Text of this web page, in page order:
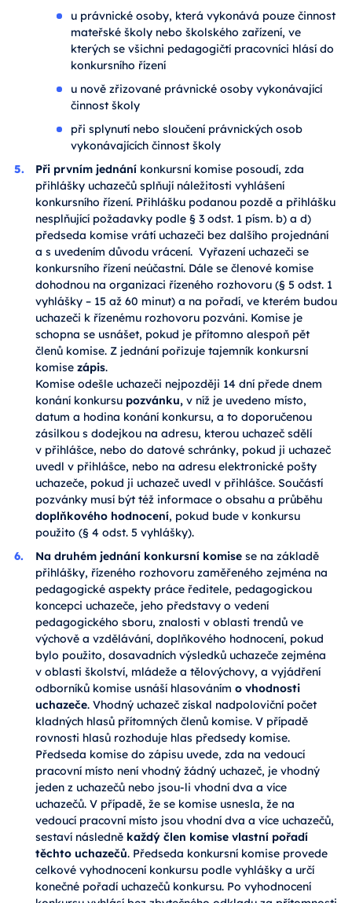
u právnické osoby, která vykonává pouze činnost
mateřské školy nebo školského zařízení, ve
kterých se všichni pedagogičtí pracovníci hlásí do
konkursního řízení
u nově zřizované právnické osoby vykonávající
činnost školy
při splynutí nebo sloučení právnických osob
vykonávajících činnost školy
Při prvním jednání konkursní komise posoudí, zda
přihlášky uchazečů splňují náležitosti vyhlášení
konkursního řízení. Přihlášku podanou pozdě a přihlášku
nesplňující požadavky podle § 3 odst. 1 písm. b) a d)
předseda komise vrátí uchazeči bez dalšího projednání
a s uvedením důvodu vrácení. Vyřazení uchazeči se
konkursního řízení neúčastní. Dále se členové komise
dohodnou na organizaci řízeného rozhovoru (§ 5 odst. 1
vyhlášky – 15 až 60 minut) a na pořadí, ve kterém budou
uchazeči k řízenému rozhovoru pozváni. Komise je
schopna se usnášet, pokud je přítomno alespoň pět
členů komise. Z jednání pořizuje tajemník konkursní
komise zápis.
Komise odešle uchazeči nejpozději 14 dní přede dnem
konání konkursu pozvánku, v níž je uvedeno místo,
datum a hodina konání konkursu, a to doporučenou
zásilkou s dodejkou na adresu, kterou uchazeč sdělí
v přihlášce, nebo do datové schránky, pokud ji uchazeč
uvedl v přihlášce, nebo na adresu elektronické pošty
uchazeče, pokud ji uchazeč uvedl v přihlášce. Součástí
pozvánky musí být též informace o obsahu a průběhu
doplňkového hodnocení, pokud bude v konkursu
použito (§ 4 odst. 5 vyhlášky).
Na druhém jednání konkursní komise se na základě
přihlášky, řízeného rozhovoru zaměřeného zejména na
pedagogické aspekty práce ředitele, pedagogickou
koncepci uchazeče, jeho představy o vedení
pedagogického sboru, znalosti v oblasti trendů ve
výchově a vzdělávání, doplňkového hodnocení, pokud
bylo použito, dosavadních výsledků uchazeče zejména
v oblasti školství, mládeže a tělovýchovy, a vyjádření
odborníků komise usnáší hlasováním o vhodnosti
uchazeče. Vhodný uchazeč získal nadpoloviční počet
kladných hlasů přítomných členů komise. V případě
rovnosti hlasů rozhoduje hlas předsedy komise.
Předseda komise do zápisu uvede, zda na vedoucí
pracovní místo není vhodný žádný uchazeč, je vhodný
jeden z uchazečů nebo jsou-li vhodní dva a více
uchazečů. V případě, že se komise usnesla, že na
vedoucí pracovní místo jsou vhodní dva a více uchazečů,
sestaví následně každý člen komise vlastní pořadí
těchto uchazečů. Předseda konkursní komise provede
celkové vyhodnocení konkursu podle vyhlášky a určí
konečné pořadí uchazečů konkursu. Po vyhodnocení